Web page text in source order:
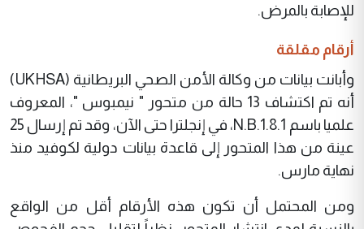
للإصابة بالمرض.
أرقام مقلقة
وأبانت بيانات من وكالة الأمن الصحي البريطانية (UKHSA)
أنه تم اكتشاف 13 حالة من متحور " نيمبوس "، المعروف
علميا باسم N.B.1.8.1، في إنجلترا حتى الآن، وقد تم إرسال 25
عينة من هذا المتحور إلى قاعدة بيانات دولية لكوفيد منذ
نهاية مارس.
ومن المحتمل أن تكون هذه الأرقام أقل من الواقع